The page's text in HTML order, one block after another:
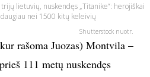
trijų lietuvių, nuskendęs „Titanike“: herojiškai
nei 1500 kitų keleivių
Shutterstock nuotr.
rašoma Juozas) Montvila –
111 metų nuskendęs